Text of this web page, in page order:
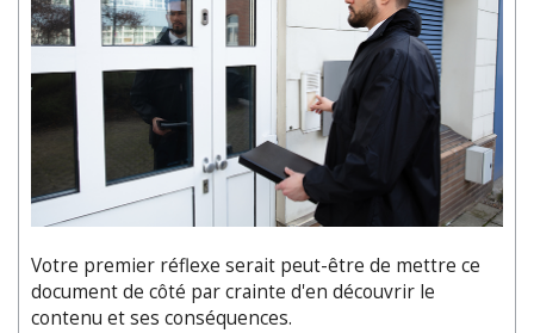
Votre premier réflexe serait peut-être de mettre ce
document de côté par crainte d'en découvrir le
contenu et ses conséquences.